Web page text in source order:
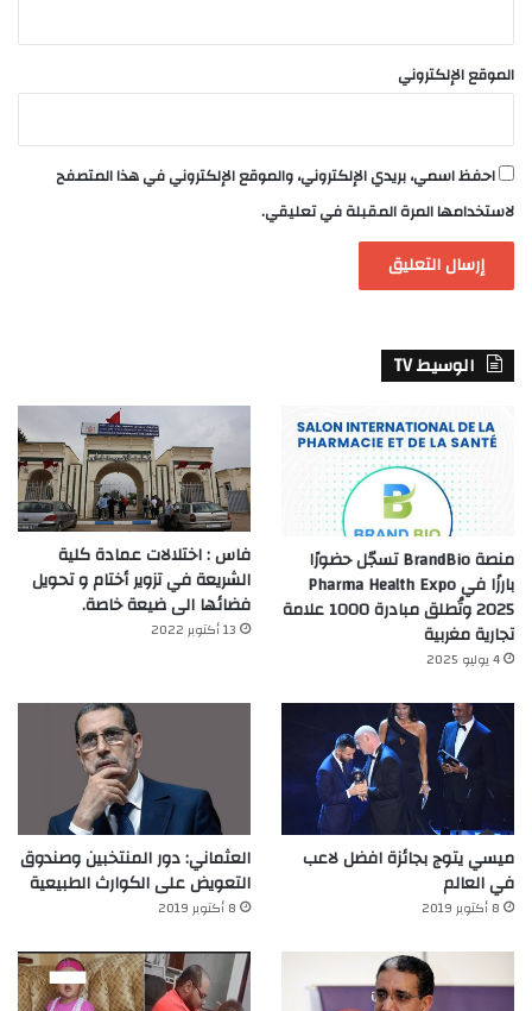
الموقع الإلكتروني
احفظ اسمي، بريدي الإلكتروني، والموقع الإلكتروني في هذا المتصفح
لاستخدامها المرة المقبلة في تعليقي.
الوسيط TV
منصة BrandBio تسجّل حضورًا
بارزًا في Pharma Health Expo
2025 وتُطلق مبادرة 1000 علامة
تجارية مغربية
4 يوليو 2025
فاس : اختلالات عمادة كلية
الشريعة في تزوير أختام و تحويل
فضائها الى ضيعة خاصة.
13 أكتوبر 2022
ميسي يتوج بجائزة افضل لاعب
في العالم‎
8 أكتوبر 2019
العثماني: دور المنتخبين وصندوق
التعويض على الكوارث الطبيعية
8 أكتوبر 2019